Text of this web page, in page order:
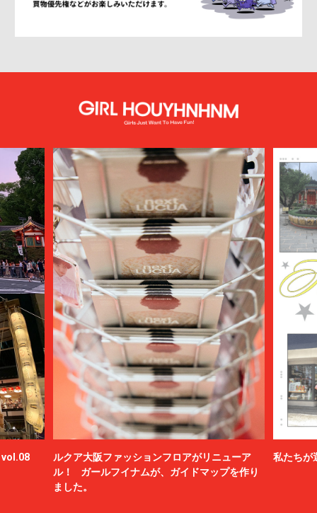
vol.08
ルクア大阪ファッションフロアがリニューア
ル！ ガールフイナムが、ガイドマップを作り
ました。
私たちが